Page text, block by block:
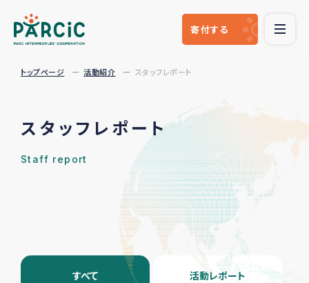
寄付する
トップページ 活動紹介 スタッフレポート
スタッフレポート
Staff report
すべて 活動レポート